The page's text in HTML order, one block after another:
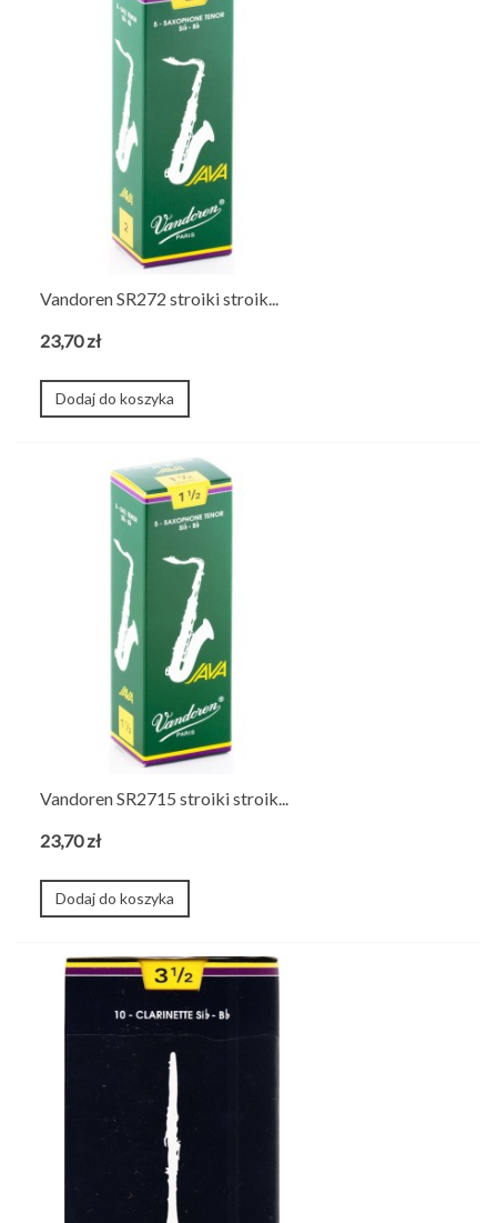
Vandoren SR272 stroiki stroik...
23,70 zł
Dodaj do koszyka
Vandoren SR2715 stroiki stroik...
23,70 zł
Dodaj do koszyka